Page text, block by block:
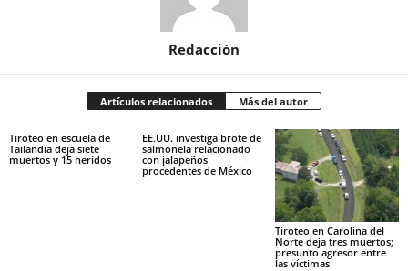
Redacción
Artículos relacionados Más del autor
Tiroteo en escuela de
Tailandia deja siete
muertos y 15 heridos
EE.UU. investiga brote de
salmonela relacionado
con jalapeños
procedentes de México
Tiroteo en Carolina del
Norte deja tres muertos;
presunto agresor entre
las víctimas